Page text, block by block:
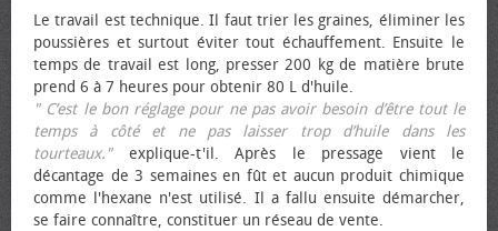
Le travail est technique. Il faut trier les graines, éliminer les
poussières et surtout éviter tout échauffement. Ensuite le
temps de travail est long, presser 200 kg de matière brute
prend 6 à 7 heures pour obtenir 80 L d'huile.
" C’est le bon réglage pour ne pas avoir besoin d’être tout le
temps à côté et ne pas laisser trop d’huile dans les
tourteaux."explique-t'il. Après le pressage vient le
décantage de 3 semaines en fût et aucun produit chimique
comme l'hexane n'est utilisé. Il a fallu ensuite démarcher,
se faire connaître, constituer un réseau de vente.